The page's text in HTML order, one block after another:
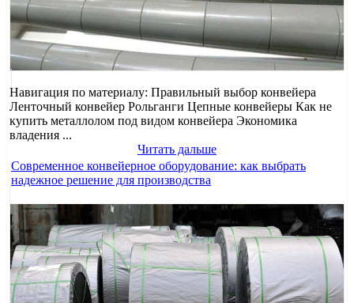
Навигация по материалу: Правильный выбор конвейера
Ленточный конвейер Рольганги Цепные конвейеры Как не
купить металлолом под видом конвейера Экономика
владения ...
Читать дальше
Современное конвейерное оборудование: как выбрать
надежное решение для производства